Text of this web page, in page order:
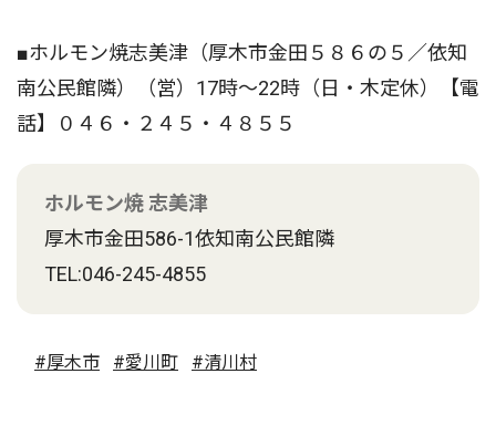
■ホルモン焼志美津（厚木市金田５８６の５／依知
南公民館隣）（営）17時〜22時（日・木定休）【電
話】０４６・２４５・４８５５
ホルモン焼 志美津
厚木市金田586-1依知南公民館隣
TEL:046-245-4855
#厚木市 #愛川町 #清川村